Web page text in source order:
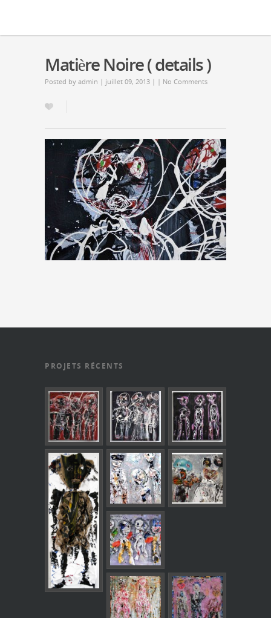
Matière Noire ( details )
Posted by admin | juillet 09, 2013 | | No Comments
PROJETS RÉCENTS